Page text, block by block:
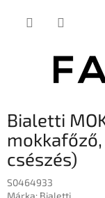
Bialetti
csészés)
S0464933